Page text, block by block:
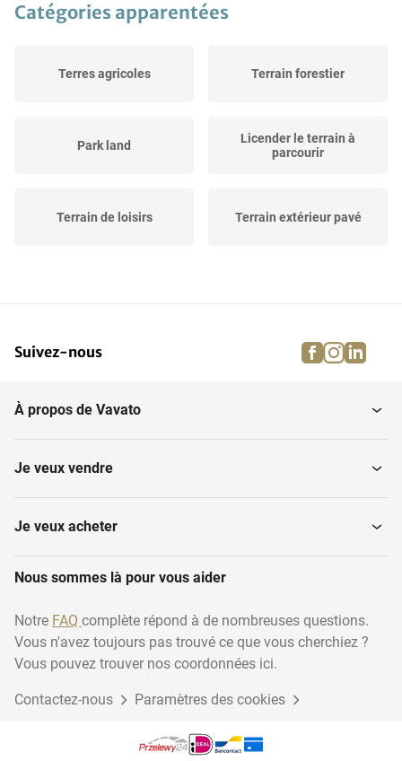
Catégories apparentées
Terres agricoles Terrain forestier
Park land
Licender le terrain à
parcourir
Terrain de loisirs Terrain extérieur pavé
Suivez-nous facebook
À propos de Vavato
Je veux vendre
Je veux acheter
Nous sommes là pour vous aider
Notre FAQ complète répond à de nombreuses questions.
Vous n'avez toujours pas trouvé ce que vous cherchiez ?
Vous pouvez trouver nos coordonnées ici.
Contactez-nous Paramètres des cookies